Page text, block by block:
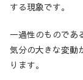
する現象です。
一過性のものであ
気分の大きな変動
ります。